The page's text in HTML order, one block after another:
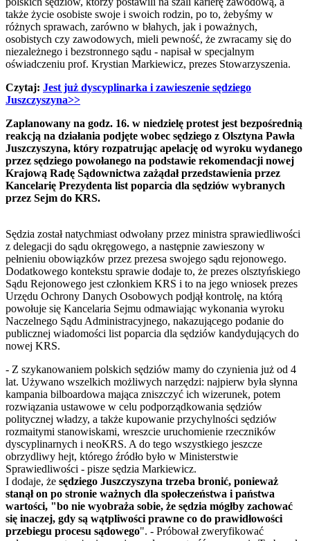
także życie osobiste swoje i swoich rodzin, po to, żebyśmy w
różnych sprawach, zarówno w błahych, jak i poważnych,
osobistych czy zawodowych, mieli pewność, że zwracamy się do
niezależnego i bezstronnego sądu - napisał w specjalnym
oświadczeniu prof. Krystian Markiewicz, prezes Stowarzyszenia.
Czytaj: Jest już dyscyplinarka i zawieszenie sędziego
Juszczyszyna>>
Zaplanowany na godz. 16. w niedzielę protest jest bezpośrednią
reakcją na działania podjęte wobec sędziego z Olsztyna Pawła
Juszczyszyna, który rozpatrując apelację od wyroku wydanego
przez sędziego powołanego na podstawie rekomendacji nowej
Krajową Radę Sądownictwa zażądał przedstawienia przez
Kancelarię Prezydenta list poparcia dla sędziów wybranych
przez Sejm do KRS.
Sędzia został natychmiast odwołany przez ministra sprawiedliwości
z delegacji do sądu okręgowego, a następnie zawieszony w
pełnieniu obowiązków przez prezesa swojego sądu rejonowego.
Dodatkowego kontekstu sprawie dodaje to, że prezes olsztyńskiego
Sądu Rejonowego jest członkiem KRS i to na jego wniosek prezes
Urzędu Ochrony Danych Osobowych podjął kontrolę, na którą
powołuje się Kancelaria Sejmu odmawiając wykonania wyroku
Naczelnego Sądu Administracyjnego, nakazującego podanie do
publicznej wiadomości list poparcia dla sędziów kandydujących do
nowej KRS.
- Z szykanowaniem polskich sędziów mamy do czynienia już od 4
lat. Używano wszelkich możliwych narzędzi: najpierw była słynna
kampania bilboardowa mająca zniszczyć ich wizerunek, potem
rozwiązania ustawowe w celu podporządkowania sędziów
politycznej władzy, a także kupowanie przychylności sędziów
rozmaitymi stanowiskami, wreszcie uruchomienie rzeczników
dyscyplinarnych i neoKRS. A do tego wszystkiego jeszcze
obrzydliwy hejt, którego źródło było w Ministerstwie
Sprawiedliwości - pisze sędzia Markiewicz.
I dodaje, że sędziego Juszczyszyna trzeba bronić, ponieważ
stanął on po stronie ważnych dla społeczeństwa i państwa
wartości, "bo nie wyobraża sobie, że sędzia mógłby zachować
się inaczej, gdy są wątpliwości prawne co do prawidłowości
przebiegu procesu sądowego". - Próbował zweryfikować